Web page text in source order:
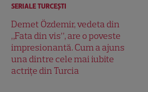
SERIALE TURCEŞTI
Demet Özdemir, vedeta din
„Fata din vis”, are o poveste
impresionantă. Cum a ajuns
una dintre cele mai iubite
actrițe din Turcia